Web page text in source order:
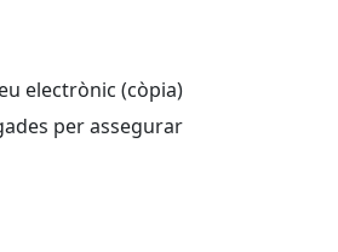
electrònic (còpia)
per assegurar